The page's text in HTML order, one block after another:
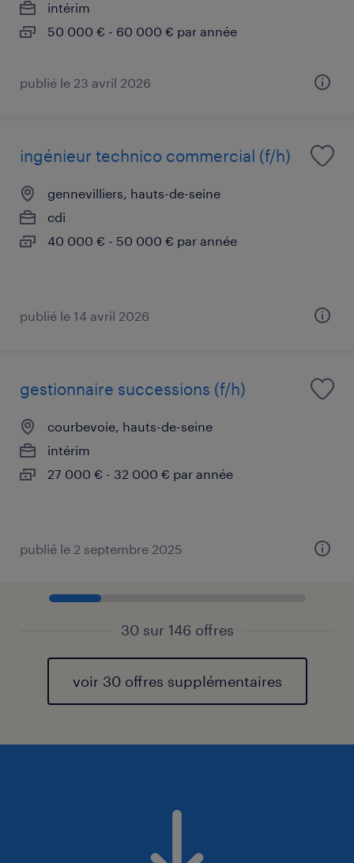
intérim
50 000 € - 60 000 € par année
publié le 23 avril 2026
ingénieur technico commercial (f/h)
gennevilliers, hauts-de-seine
cdi
40 000 € - 50 000 € par année
publié le 14 avril 2026
gestionnaire successions (f/h)
courbevoie, hauts-de-seine
intérim
27 000 € - 32 000 € par année
publié le 2 septembre 2025
30 sur 146 offres
voir 30 offres supplémentaires